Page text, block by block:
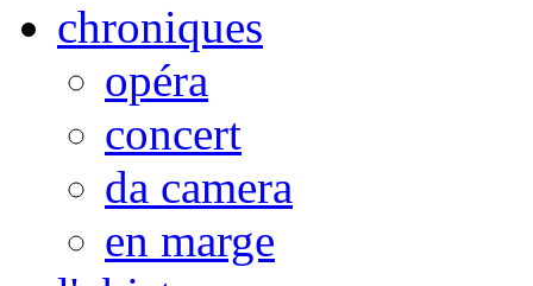
chroniques
opéra
concert
da camera
en marge